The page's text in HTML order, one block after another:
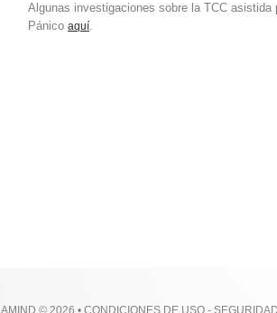
Algunas investigaciones sobre la TCC asistida
Pánico aquí.